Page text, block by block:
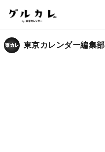
東京カレンダー編集部